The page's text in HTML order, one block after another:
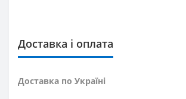
Доставка і оплата
Доставка по Україні